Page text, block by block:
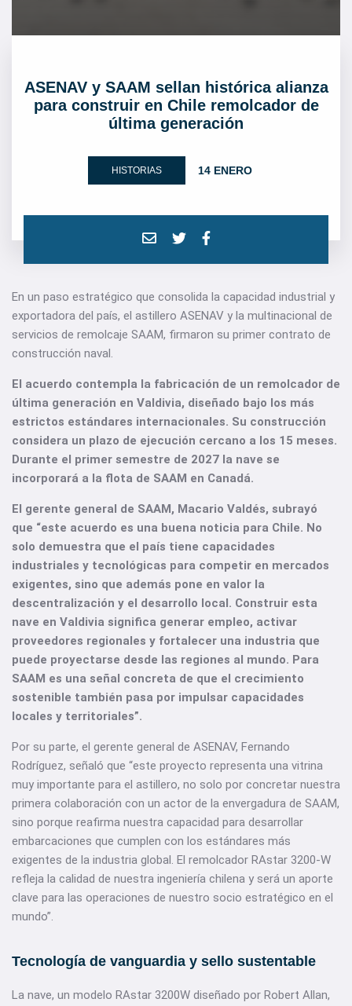
ASENAV y SAAM sellan histórica alianza
para construir en Chile remolcador de
última generación
HISTORIAS 14 ENERO
En un paso estratégico que consolida la capacidad industrial y
exportadora del país, el astillero ASENAV y la multinacional de
servicios de remolcaje SAAM, firmaron su primer contrato de
construcción naval.
El acuerdo contempla la fabricación de un remolcador de
última generación en Valdivia, diseñado bajo los más
estrictos estándares internacionales. Su construcción
considera un plazo de ejecución cercano a los 15 meses.
Durante el primer semestre de 2027 la nave se
incorporará a la flota de SAAM en Canadá.
El gerente general de SAAM, Macario Valdés, subrayó
que “este acuerdo es una buena noticia para Chile. No
solo demuestra que el país tiene capacidades
industriales y tecnológicas para competir en mercados
exigentes, sino que además pone en valor la
descentralización y el desarrollo local. Construir esta
nave en Valdivia significa generar empleo, activar
proveedores regionales y fortalecer una industria que
puede proyectarse desde las regiones al mundo. Para
SAAM es una señal concreta de que el crecimiento
sostenible también pasa por impulsar capacidades
locales y territoriales”.
Por su parte, el gerente general de ASENAV, Fernando
Rodríguez, señaló que “este proyecto representa una vitrina
muy importante para el astillero, no solo por concretar nuestra
primera colaboración con un actor de la envergadura de SAAM,
sino porque reafirma nuestra capacidad para desarrollar
embarcaciones que cumplen con los estándares más
exigentes de la industria global. El remolcador RAstar 3200-W
refleja la calidad de nuestra ingeniería chilena y será un aporte
clave para las operaciones de nuestro socio estratégico en el
mundo”.
Tecnología de vanguardia y sello sustentable
La nave, un modelo RAstar 3200W diseñado por Robert Allan,